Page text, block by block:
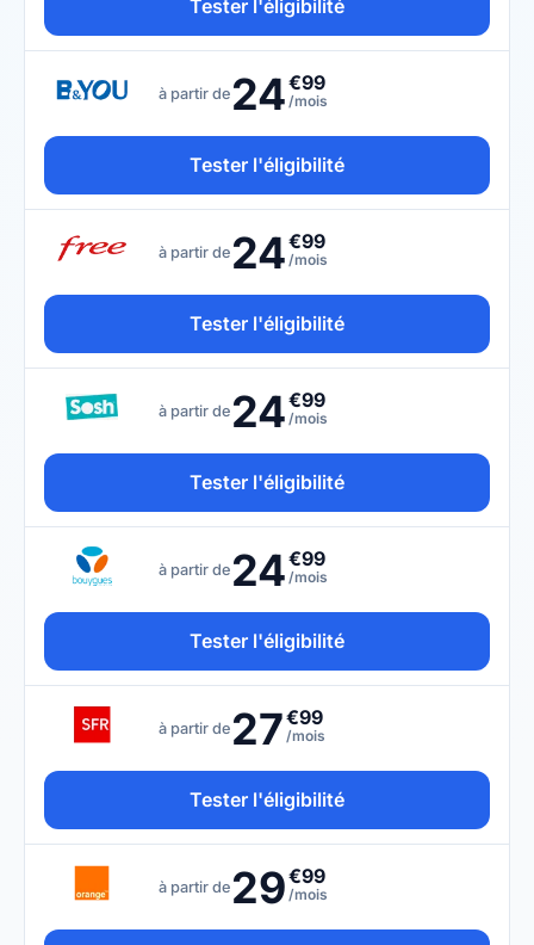
Tester l'éligibilité
à partir de 24€99
/mois
Tester l'éligibilité
à partir de 24€99
/mois
Tester l'éligibilité
à partir de 24€99
/mois
Tester l'éligibilité
à partir de 24€99
/mois
Tester l'éligibilité
à partir de 27€99
/mois
Tester l'éligibilité
à partir de 29€99
/mois